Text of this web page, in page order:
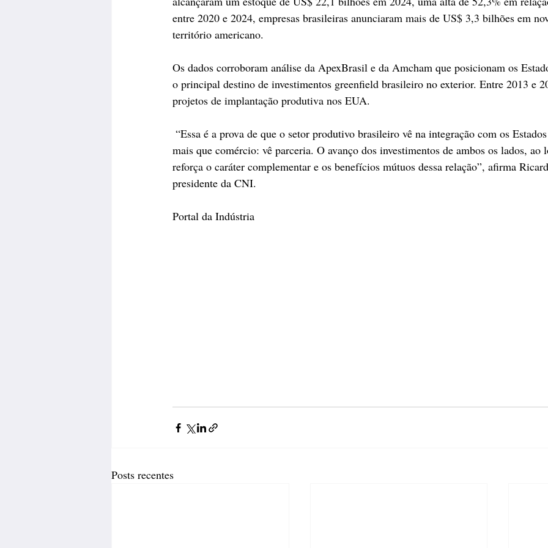
entre 2020 e 2024, empresas brasileiras anunciaram mais de US$ 3,3 bilhões em
território americano.
Os dados corroboram análise da ApexBrasil e da Amcham que posicionam os
o principal destino de investimentos greenfield brasileiro no exterior. Entre 2013 e
projetos de implantação produtiva nos EUA.
mais que comércio: vê parceria. O avanço dos investimentos de ambos os lados, ao
reforça o caráter complementar e os benefícios mútuos dessa relação”, afirma
presidente da CNI.
Portal da Indústria
Posts recentes